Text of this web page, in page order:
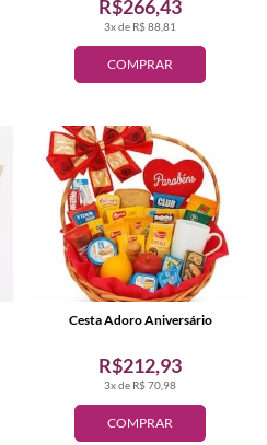
COMPRAR
3x de R$ 88,81
R$266,43
COMPRAR
3x de R$ 70,98
R$212,93
Cesta Adoro Aniversário